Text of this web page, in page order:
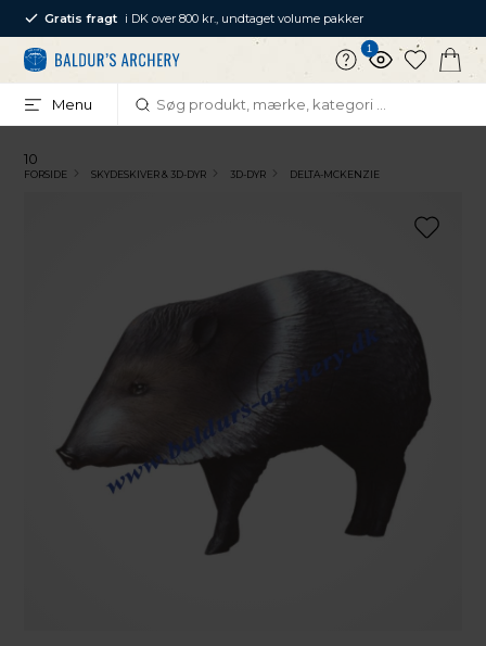
Gratis fragt i DK over 800 kr., undtaget volume pakker
1
Menu
10
FORSIDE SKYDESKIVER & 3D-DYR 3D-DYR DELTA-MCKENZIE